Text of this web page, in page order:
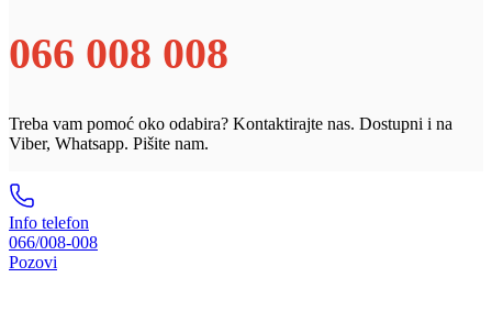
066 008 008
Treba vam pomoć oko odabira? Kontaktirajte nas. Dostupni i na
Viber, Whatsapp. Pišite nam.
Info telefon
066/008-008
Pozovi